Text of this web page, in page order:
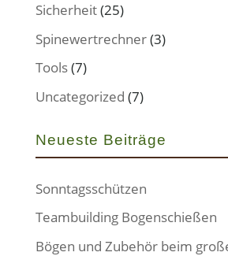
Sicherheit(25)
Spinewertrechner(3)
Tools(7)
Uncategorized (7)
Neueste Beiträge
Sonntagsschützen
Teambuilding Bogenschießen
Bögen und Zubehör beim